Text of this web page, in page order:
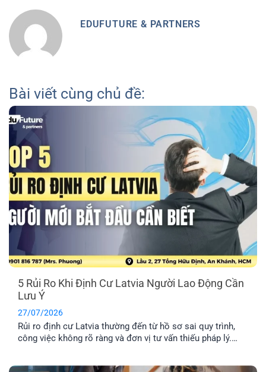
EDUFUTURE & PARTNERS
Bài viết cùng chủ đề:
5 Rủi Ro Khi Định Cư Latvia Người Lao Động Cần
Lưu Ý
27/07/2026
Rủi ro định cư Latvia thường đến từ hồ sơ sai quy trình,
công việc không rõ ràng và đơn vị tư vấn thiếu pháp lý.